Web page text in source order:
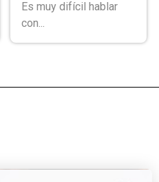
Es muy difícil hablar
con...